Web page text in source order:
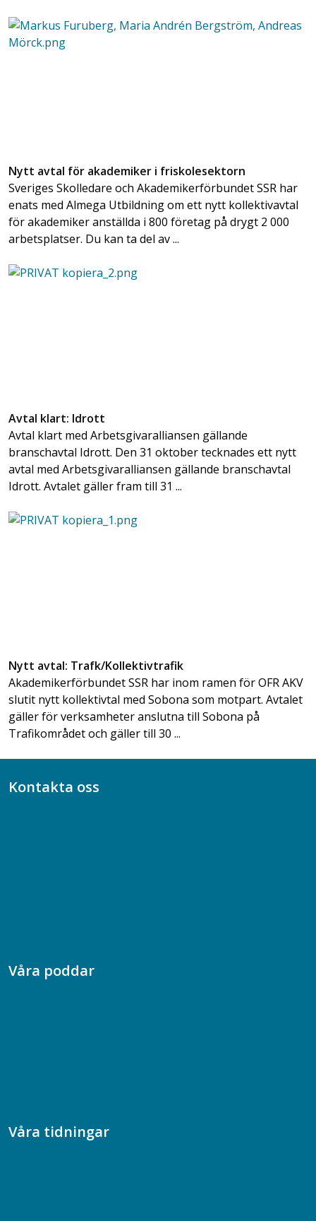
Nytt avtal för akademiker i friskolesektorn
Sveriges Skolledare och Akademikerförbundet SSR har
enats med Almega Utbildning om ett nytt kollektivavtal
för akademiker anställda i 800 företag på drygt 2 000
arbetsplatser. Du kan ta del av ...
Avtal klart: Idrott
Avtal klart med Arbetsgivaralliansen gällande
branschavtal Idrott. Den 31 oktober tecknades ett nytt
avtal med Arbetsgivaralliansen gällande branschavtal
Idrott. Avtalet gäller fram till 31 ...
Nytt avtal: Trafk/Kollektivtrafik
Akademikerförbundet SSR har inom ramen för OFR AKV
slutit nytt kollektivtal med Sobona som motpart. Avtalet
gäller för verksamheter anslutna till Sobona på
Trafikområdet och gäller till 30 ...
Kontakta oss
Våra poddar
Våra tidningar